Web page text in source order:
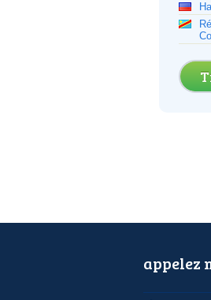
appelez